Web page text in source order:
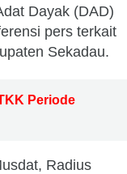
Dayak (DAD)
pers terkait
Sekadau.
Periode
Radius